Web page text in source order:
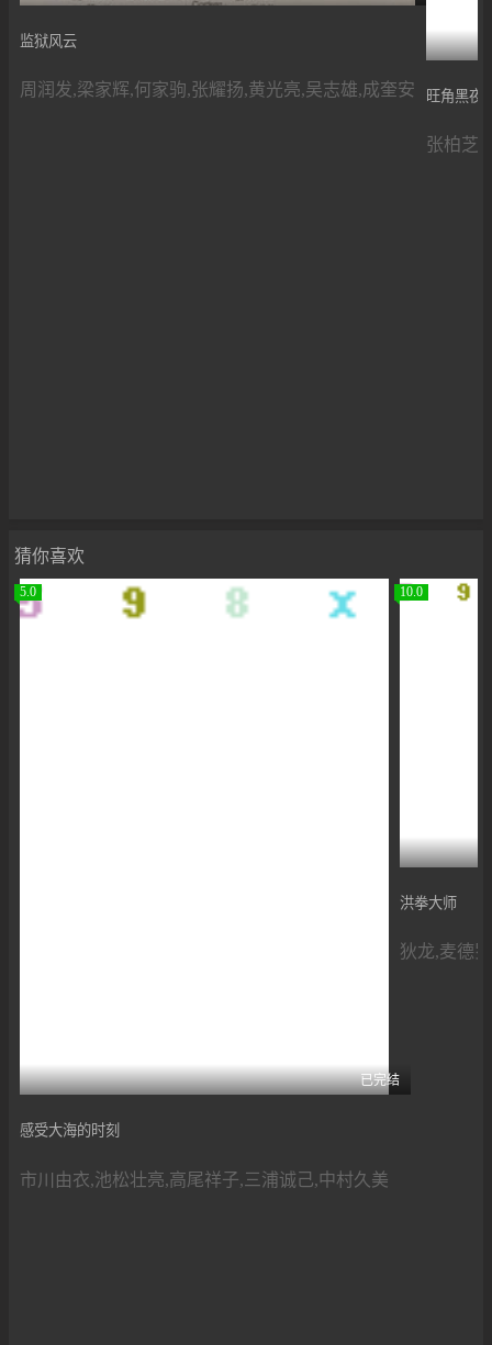
监狱风云
周润发,梁家辉,何家驹,张耀扬,黄光亮,吴志雄,成奎安 旺角黑夜
张柏芝,
猜你喜欢
5.0
已完结
感受大海的时刻
市川由衣,池松壮亮,高尾祥子,三浦诚己,中村久美
10.0
洪拳大师
狄龙,麦德